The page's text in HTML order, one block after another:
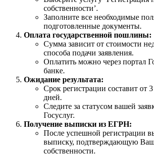
собственности’.
Заполните все необходимые
подготовленные документы.
Оплата государственной пошлины:
Сумма зависит от стоимости
способа подачи заявления.
Оплатить можно через портал
банке.
Ожидание результата:
Срок регистрации составит от
дней.
Следите за статусом вашей
Госуслуг.
Получение выписки из ЕГРН:
После успешной регистрации
выписку, подтверждающую
собственности.